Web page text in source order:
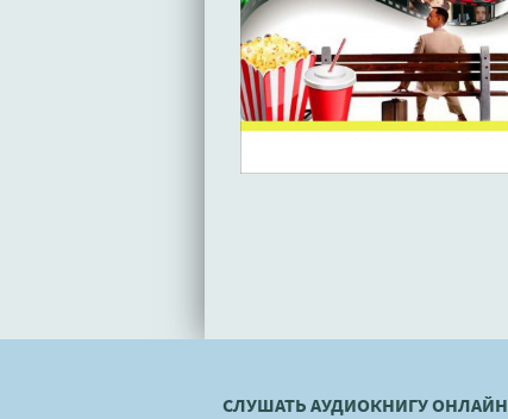
СЛУШАТЬ АУДИОКНИГУ ОНЛАЙН